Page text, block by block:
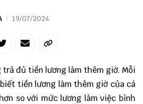
19/07/2024
đủ tiền lương làm thêm giờ. Mỗi
tiền lương làm thêm giờ của cá
so với mức lương làm việc bình